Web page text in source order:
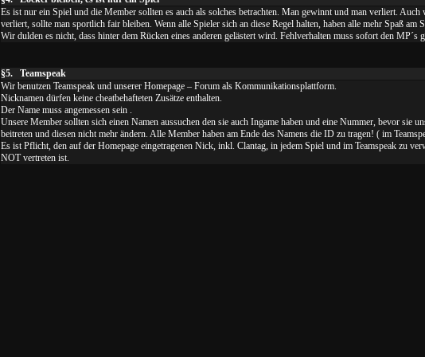
Es ist nur ein Spiel und die Member sollten es auch als solches betrachten. Man gewinnt und man verliert. Auch
verliert, sollte man sportlich fair bleiben. Wenn alle Spieler sich an diese Regel halten, haben alle mehr Spaß am
Wir dulden es nicht, dass hinter dem Rücken eines anderen gelästert wird. Fehlverhalten muss sofort den MP´s
§5. Teamspeak
Wir benutzen Teamspeak und unserer Homepage – Forum als Kommunikationsplattform.
Nicknamen dürfen keine cheatbehafteten Zusätze enthalten.
Der Name muss angemessen sein .
Unsere Member sollten sich einen Namen aussuchen den sie auch Ingame haben und eine Nummer, bevor sie
beitreten und diesen nicht mehr ändern. Alle Member haben am Ende des Namens die ID zu tragen! ( im
Es ist Pflicht, den auf der Homepage eingetragenen Nick, inkl. Clantag, in jedem Spiel und im Teamspeak zu
NOT vertreten ist.